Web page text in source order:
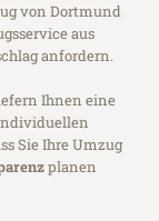
von Dortmund
aus
anfordern.
Ihnen eine
Sie Ihre Umzug
planen